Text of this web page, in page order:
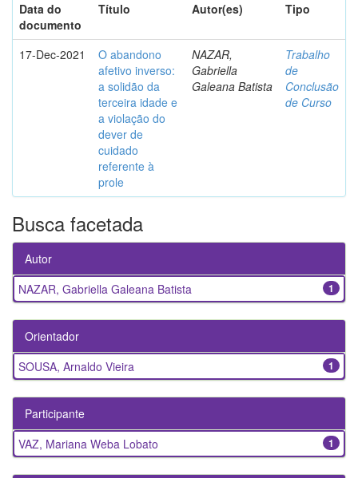
Data do
documento
Título Autor(es) Tipo
17-Dec-2021
O abandono
afetivo inverso:
a solidão da
terceira idade e
a violação do
dever de
cuidado
referente à
prole
NAZAR,
Gabriella
Galeana Batista
Trabalho
de
Conclusão
de Curso
Busca facetada
Autor
1
NAZAR, Gabriella Galeana Batista
Orientador
1
SOUSA, Arnaldo Vieira
Participante
1
VAZ, Mariana Weba Lobato